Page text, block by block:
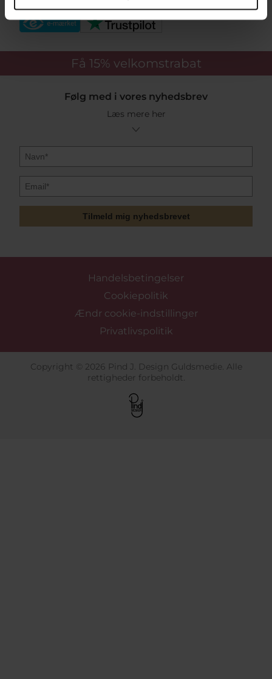
Få 15% velkomstrabat
Følg med i vores nyhedsbrev
Læs mere her
Tilmeld mig nyhedsbrevet
Handelsbetingelser
Cookiepolitik
Ændr cookie-indstillinger
Privatlivspolitik
Copyright © 2026 Pind J. Design Guldsmedie. Alle
rettigheder forbeholdt.